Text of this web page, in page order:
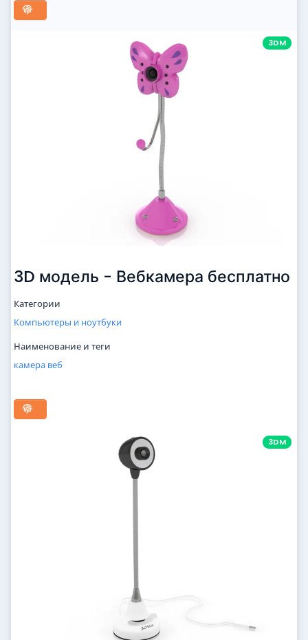
3DM
3D модель - Вебкамера бесплатно
Категории
Компьютеры и ноутбуки
Наименование и теги
камера веб
3DM